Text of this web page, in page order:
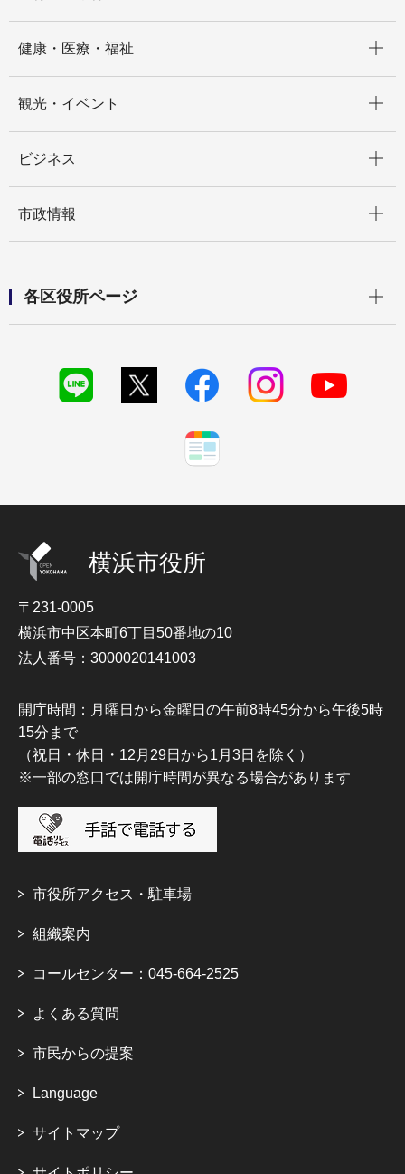
健康・医療・福祉
観光・イベント
ビジネス
市政情報
各区役所ページ
横浜市役所
〒231-0005
横浜市中区本町6丁目50番地の10
法人番号：3000020141003
開庁時間：月曜日から金曜日の午前8時45分から午後5時
15分まで
（祝日・休日・12月29日から1月3日を除く）
※一部の窓口では開庁時間が異なる場合があります
市役所アクセス・駐車場
組織案内
コールセンター：045-664-2525
よくある質問
市民からの提案
Language
サイトマップ